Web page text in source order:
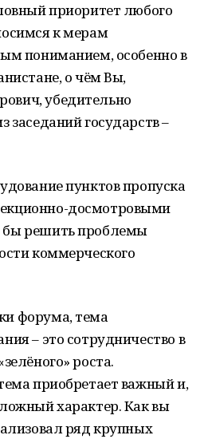
приоритет любого
к мерам
пониманием, особенно в
о чём Вы,
убедительно
заседаний государств –
пунктов пропуска
досмотровыми
решить проблемы
коммерческого
форума, тема
– это сотрудничество в
роста.
приобретает важный и,
характер. Как вы
ряд крупных